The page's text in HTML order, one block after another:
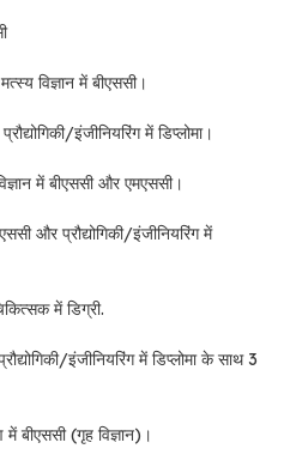
विज्ञान में बीएससी।
इंजीनियरिंग में डिप्लोमा।
में बीएससी और एमएससी।
और प्रौद्योगिकी/इंजीनियरिंग में
में डिग्री.
इंजीनियरिंग में डिप्लोमा के साथ 3
बीएससी (गृह विज्ञान)।